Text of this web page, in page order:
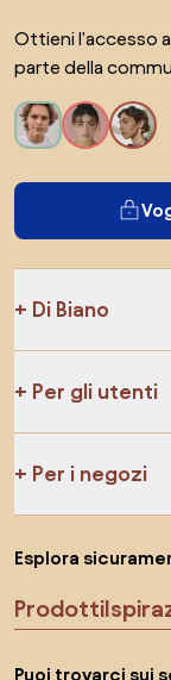
Ottieni l'accesso
parte della
Di Biano
Per gli utenti
Per i negozi
Esplora
Prodotti
Puoi trovarci sui